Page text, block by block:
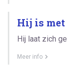
Hij is met
Hij laat zich
Meer info